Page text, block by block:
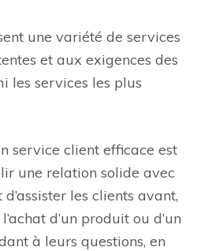
une variété de services
et aux exigences des
les services les plus
service client efficace est
une relation solide avec
d’assister les clients avant,
d’un produit ou d’un
à leurs questions, en